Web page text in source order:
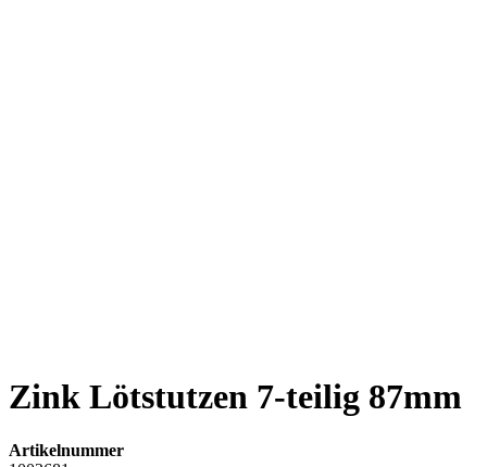
Zink Lötstutzen 7-teilig 87mm
Artikelnummer